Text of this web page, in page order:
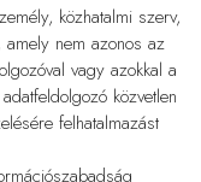
közhatalmi szerv,
nem azonos az
vagy azokkal a
közvetlen
felhatalmazást